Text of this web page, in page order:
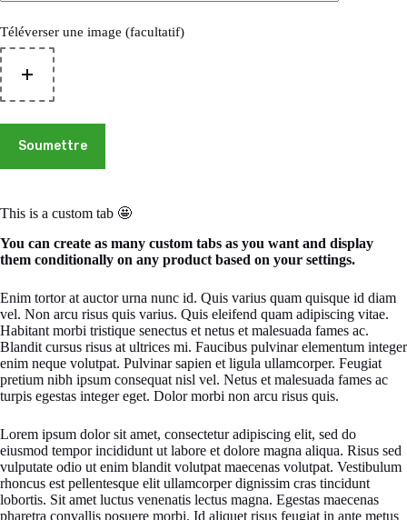
Téléverser une image (facultatif)
Soumettre
This is a custom tab 🤩
You can create as many custom tabs as you want and display
them conditionally on any product based on your settings.
Enim tortor at auctor urna nunc id. Quis varius quam quisque id diam
vel. Non arcu risus quis varius. Quis eleifend quam adipiscing vitae.
Habitant morbi tristique senectus et netus et malesuada fames ac.
Blandit cursus risus at ultrices mi. Faucibus pulvinar elementum integer
enim neque volutpat. Pulvinar sapien et ligula ullamcorper. Feugiat
pretium nibh ipsum consequat nisl vel. Netus et malesuada fames ac
turpis egestas integer eget. Dolor morbi non arcu risus quis.
Lorem ipsum dolor sit amet, consectetur adipiscing elit, sed do
eiusmod tempor incididunt ut labore et dolore magna aliqua. Risus sed
vulputate odio ut enim blandit volutpat maecenas volutpat. Vestibulum
rhoncus est pellentesque elit ullamcorper dignissim cras tincidunt
lobortis. Sit amet luctus venenatis lectus magna. Egestas maecenas
pharetra convallis posuere morbi. Id aliquet risus feugiat in ante metus